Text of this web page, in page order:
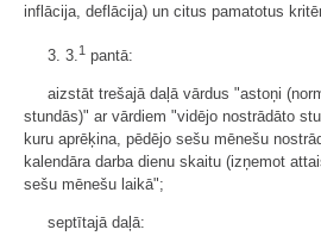
inflācija, deflācija) un citus pamatotus
3. 3. 1 pantā:
aizstāt trešajā daļā vārdus "astoņi
stundās)" ar vārdiem "vidējo nostrādāto
kuru aprēķina, pēdējo sešu mēnešu
kalendāra darba dienu skaitu (izņemot
sešu mēnešu laikā";
septītajā daļā: